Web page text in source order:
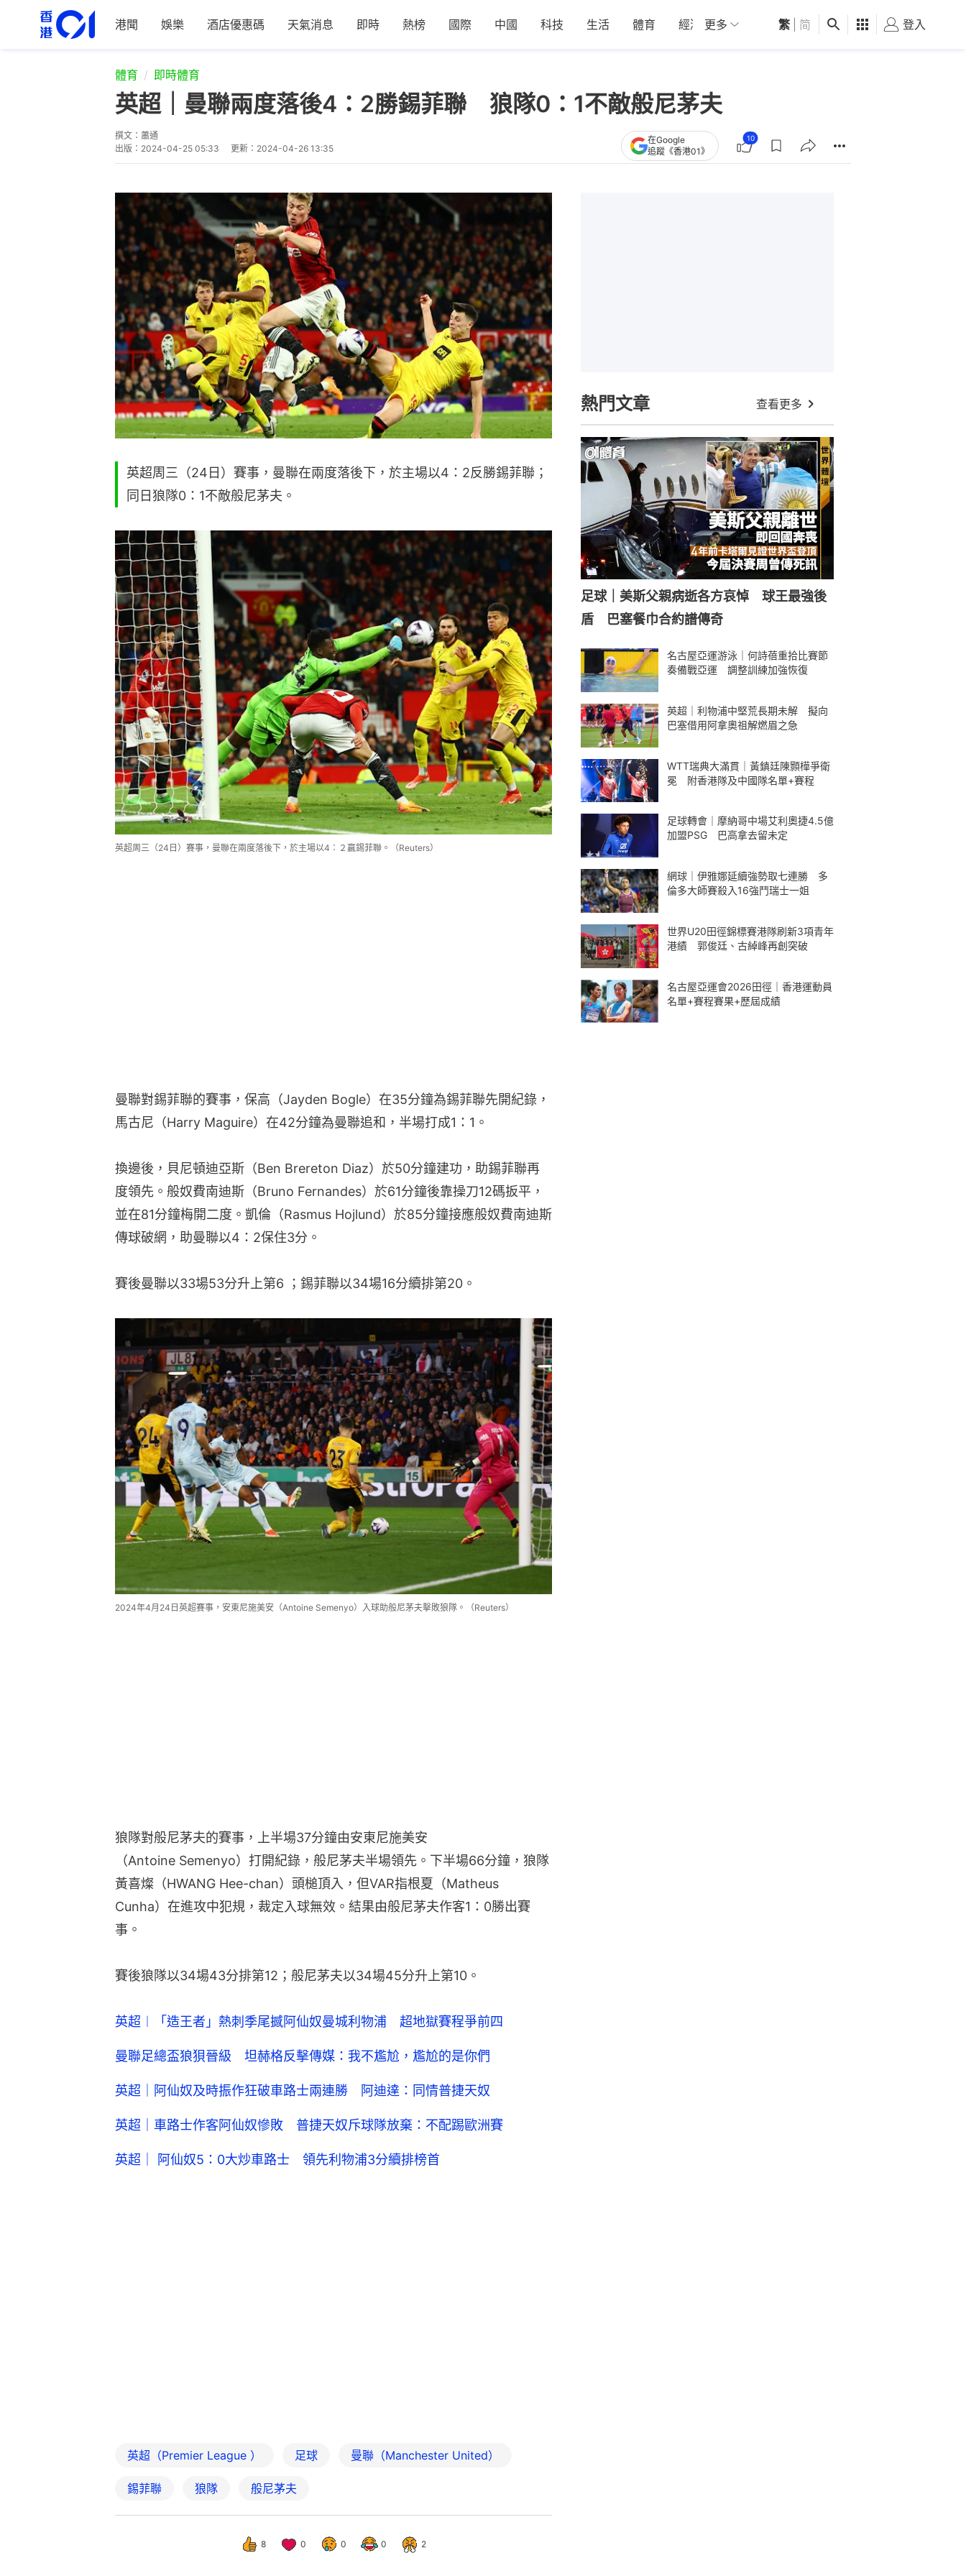
港聞 娛樂 酒店優惠碼 天氣消息 即時 熱榜 國際 中國 科技 生活 體育 經濟 01深圳 觀點 健康 好食玩飛
更多 繁 简 登入
體育 即時體育
英超｜曼聯兩度落後4：2勝錫菲聯 狼隊0：1不敵般尼茅夫
撰文： 蕭通
出版： 2024-04-25 05:33 更新： 2024-04-26 13:35
在Google
追蹤《香港01》
10
英超周三（24日）賽事，曼聯在兩度落後下，於主場以4：2反勝錫菲聯；
同日狼隊0：1不敵般尼茅夫。
英超周三（24日）賽事，曼聯在兩度落後下，於主場以4：２贏錫菲聯。（Reuters）
曼聯對錫菲聯的賽事，保高（Jayden Bogle）在35分鐘為錫菲聯先開紀錄，
馬古尼（Harry Maguire）在42分鐘為曼聯追和，半場打成1：1。
換邊後，貝尼頓迪亞斯（Ben Brereton Diaz）於50分鐘建功，助錫菲聯再
度領先。般奴費南迪斯（Bruno Fernandes）於61分鐘後靠操刀12碼扳平，
並在81分鐘梅開二度。凱倫（Rasmus Hojlund）於85分鐘接應般奴費南迪斯
傳球破網，助曼聯以4：2保住3分。
賽後曼聯以33場53分升上第6 ；錫菲聯以34場16分續排第20。
2024年4月24日英超賽事，安東尼施美安（Antoine Semenyo）入球助般尼茅夫擊敗狼隊。（Reuters）
狼隊對般尼茅夫的賽事，上半場37分鐘由安東尼施美安
（Antoine Semenyo）打開紀錄，般尼茅夫半場領先。下半場66分鐘，狼隊
黃喜燦（HWANG Hee-chan）頭槌頂入，但VAR指根夏（Matheus
Cunha）在進攻中犯規，裁定入球無效。結果由般尼茅夫作客1：0勝出賽
事。
賽後狼隊以34場43分排第12；般尼茅夫以34場45分升上第10。
英超︱「造王者」熱刺季尾撼阿仙奴曼城利物浦 超地獄賽程爭前四
曼聯足總盃狼狽晉級 坦赫格反擊傳媒：我不尷尬，尷尬的是你們
英超｜阿仙奴及時振作狂破車路士兩連勝 阿迪達：同情普捷天奴
英超｜車路士作客阿仙奴慘敗 普捷天奴斥球隊放棄：不配踢歐洲賽
英超｜ 阿仙奴5：0大炒車路士 領先利物浦3分續排榜首
英超（Premier League ） 足球 曼聯（Manchester United）
錫菲聯 狼隊 般尼茅夫
8 0 0 0 2
熱門文章 查看更多
足球｜美斯父親病逝各方哀悼 球王最強後
盾 巴塞餐巾合約譜傳奇
名古屋亞運游泳｜何詩蓓重拾比賽節
奏備戰亞運 調整訓練加強恢復
英超｜利物浦中堅荒長期未解 擬向
巴塞借用阿拿奧祖解燃眉之急
WTT瑞典大滿貫｜黃鎮廷陳顥樺爭衛
冕 附香港隊及中國隊名單+賽程
足球轉會｜摩納哥中場艾利奧捷4.5億
加盟PSG 巴高拿去留未定
網球｜伊雅娜延續強勢取七連勝 多
倫多大師賽殺入16強鬥瑞士一姐
世界U20田徑錦標賽港隊刷新3項青年
港績 郭俊廷、古綽峰再創突破
名古屋亞運會2026田徑｜香港運動員
名單+賽程賽果+歷屆成績